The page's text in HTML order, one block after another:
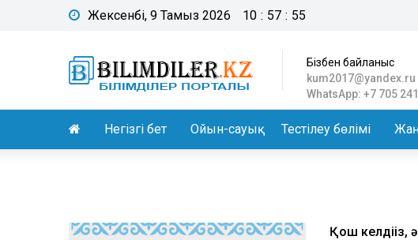
Жексенбі, 9 Тамыз 2026 10 : 57 : 56
Бізбен байланыс
kum2017@yandex.ru
WhatsApp: +7 705
Негізгі бет Ойын-сауық Тестілеу бөлімі
Қош